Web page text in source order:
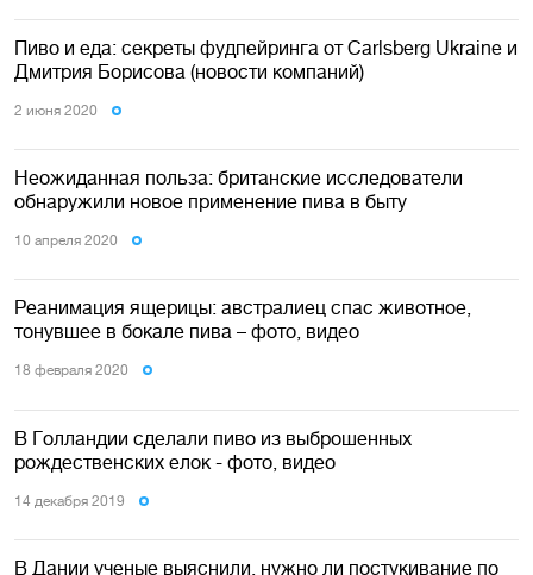
Пиво и еда: секреты фудпейринга от Carlsberg Ukraine и
Дмитрия Борисова (новости компаний)
2 июня 2020
Неожиданная польза: британские исследователи
обнаружили новое применение пива в быту
10 апреля 2020
Реанимация ящерицы: австралиец спас животное,
тонувшее в бокале пива – фото, видео
18 февраля 2020
В Голландии сделали пиво из выброшенных
рождественских елок - фото, видео
14 декабря 2019
В Дании ученые выяснили, нужно ли постукивание по